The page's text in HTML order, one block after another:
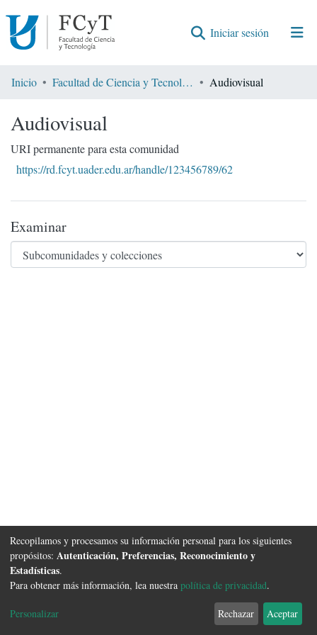
Iniciar sesión (current)
Comunidades
Estadísticas
Inicio Facultad de Ciencia y Tecnología Audiovisual
Audiovisual
URI permanente para esta comunidad
https://rd.fcyt.uader.edu.ar/handle/123456789/62
Examinar
Software DSpacecopyright © 2002-2026 FCyT Uader
Configuración de
Acuerdo de
usuario final
Enviar
Sugerencias
Recopilamos y procesamos su información personal para los siguientes
propósitos: Autenticación, Preferencias, Reconocimiento y
Estadísticas.
Para obtener más información, lea nuestra política de privacidad.
Personalizar Rechazar Aceptar